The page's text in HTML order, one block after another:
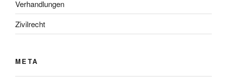
Verhandlungen
Zivilrecht
META